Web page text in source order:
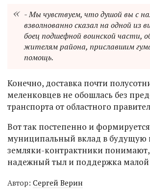
- Мы чувствуем, что душой вы с
взволнованно сказал на одной из
боец подшефной воинской части,
жителям района, приславшим
помощь.
Конечно, доставка почти
меленковцев не обошлась без
транспорта от областного
Вот так постепенно и формируется
муниципальный вклад в будущую
земляки-контрактники
надежный тыл и поддержка
Автор: Сергей Верин